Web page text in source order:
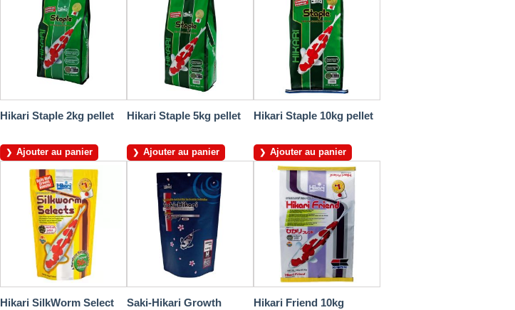
Hikari Staple 2kg pellet
Ajouter au panier
Hikari Staple 5kg pellet
Ajouter au panier
Hikari Staple 10kg pellet
Ajouter au panier
Hikari SilkWorm Select
Saki-Hikari Growth
Hikari Friend 10kg